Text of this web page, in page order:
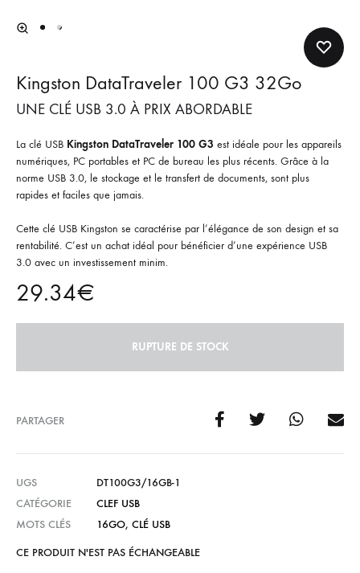
1 2
Kingston DataTraveler 100 G3 32Go
UNE CLÉ USB 3.0 À PRIX ABORDABLE
La clé USB Kingston DataTraveler 100 G3 est idéale pour les appareils
numériques, PC portables et PC de bureau les plus récents. Grâce à la
norme USB 3.0, le stockage et le transfert de documents, sont plus
rapides et faciles que jamais.
Cette clé USB Kingston se caractérise par l’élégance de son design et sa
rentabilité. C’est un achat idéal pour bénéficier d’une expérience USB
3.0 avec un investissement minim.
29.34€
RUPTURE DE STOCK
PARTAGER
UGS
DT100G3/16GB-1
CATÉGORIE
CLEF USB
MOTS CLÉS
16GO, CLÉ USB
CE PRODUIT N'EST PAS ÉCHANGEABLE